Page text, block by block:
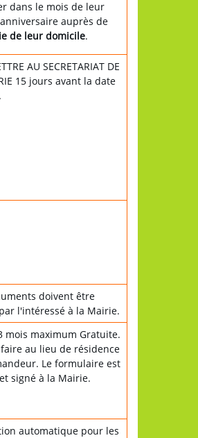
dans le mois de leur
auprès de
de leur domicile.
AU SECRETARIAT DE
15 jours avant la date
doivent être
l'intéressé à la Mairie.
mois maximum Gratuite.
au lieu de résidence
Le formulaire est
signé à la Mairie.
automatique pour les